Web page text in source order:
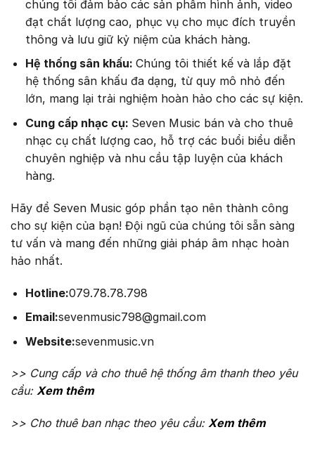
chúng tôi đảm bảo các sản phẩm hình ảnh, video
đạt chất lượng cao, phục vụ cho mục đích truyền
thông và lưu giữ kỷ niệm của khách hàng.
Hệ thống sân khấu: Chúng tôi thiết kế và lắp đặt
hệ thống sân khấu đa dạng, từ quy mô nhỏ đến
lớn, mang lại trải nghiệm hoàn hảo cho các sự kiện.
Cung cấp nhạc cụ: Seven Music bán và cho thuê
nhạc cụ chất lượng cao, hỗ trợ các buổi biểu diễn
chuyên nghiệp và nhu cầu tập luyện của khách
hàng.
Hãy để Seven Music góp phần tạo nên thành công
cho sự kiện của bạn! Đội ngũ của chúng tôi sẵn sàng
tư vấn và mang đến những giải pháp âm nhạc hoàn
hảo nhất.
Hotline:079.78.78.798
Email:sevenmusic798@gmail.com
Website:sevenmusic.vn
>> Cung cấp và cho thuê hệ thống âm thanh theo yêu
cầu: Xem thêm
>> Cho thuê ban nhạc theo yêu cầu: Xem thêm